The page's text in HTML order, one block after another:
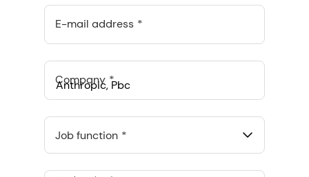
E-mail address
Company
548 Market St Pmb 90375, San Francisco, California, US
Job function